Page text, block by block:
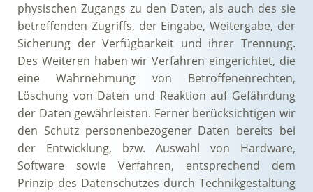
physischen Zugangs zu den Daten, als auch des sie
betreffenden Zugriffs, der Eingabe, Weitergabe, der
Sicherung der Verfügbarkeit und ihrer Trennung.
Des Weiteren haben wir Verfahren eingerichtet, die
eine Wahrnehmung von Betroffenenrechten,
Löschung von Daten und Reaktion auf Gefährdung
der Daten gewährleisten. Ferner berücksichtigen wir
den Schutz personenbezogener Daten bereits bei
der Entwicklung, bzw. Auswahl von Hardware,
Software sowie Verfahren, entsprechend dem
Prinzip des Datenschutzes durch Technikgestaltung